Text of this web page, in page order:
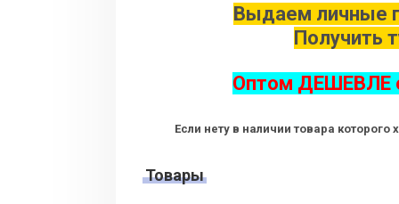
Выдаем личные
Получить
Оптом ДЕШЕВЛЕ
Если нету в наличии товара
Товары